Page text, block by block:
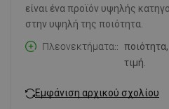
είναι ένα προϊόν υψηλής
στην υψηλή της ποιότητα.
Πλεονεκτήματα:
ποιότητα,
τιμή.
Εμφάνιση αρχικού σχολίου